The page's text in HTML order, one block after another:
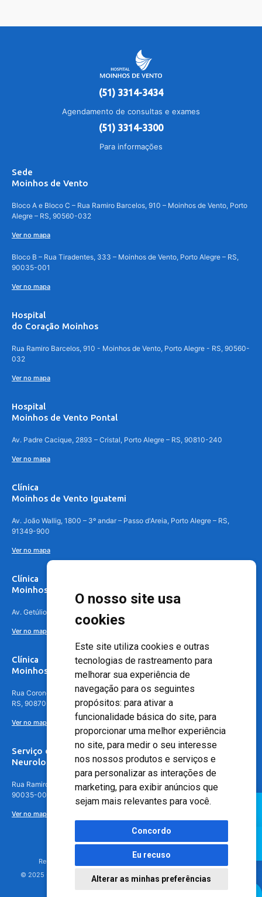
O nosso site usa
cookies
Este site utiliza cookies e outras
tecnologias de rastreamento para
melhorar sua experiência de
navegação para os seguintes
propósitos: para ativar a
funcionalidade básica do site, para
proporcionar uma melhor experiência
no site, para medir o seu interesse
nos nossos produtos e serviços e
para personalizar as interações de
marketing, para exibir anúncios que
sejam mais relevantes para você.
Concordo
Eu recuso
Alterar as minhas preferências
(51) 3314-3434
Agendamento de consultas e exames
(51) 3314-3300
Para informações
Sede
Moinhos de Vento
Bloco A e Bloco C – Rua Ramiro Barcelos, 910 – Moinhos de Vento, Porto
Alegre – RS, 90560-032
Ver no mapa
Bloco B – Rua Tiradentes, 333 – Moinhos de Vento, Porto Alegre – RS,
90035-001
Ver no mapa
Hospital
do Coração Moinhos
Rua Ramiro Barcelos, 910 - Moinhos de Vento, Porto Alegre - RS, 90560-
032
Ver no mapa
Hospital
Moinhos de Vento Pontal
Av. Padre Cacique, 2893 – Cristal, Porto Alegre – RS, 90810-240
Ver no mapa
Clínica
Moinhos de Vento Iguatemi
Av. João Wallig, 1800 – 3º andar – Passo d'Areia, Porto Alegre – RS,
91349-900
Ver no mapa
Clínica
Moinhos de Vento Canoas
Av. Getúlio Vargas, 4841 – Centro, Canoas – RS, 92010-010
Ver no mapa
Clínica
Moinhos de Vento - Teresópolis
Rua Coronel Aparício Borges, 250 - 3º andar - Teresópolis, Porto Alegre -
RS, 90870-016
Ver no mapa
Serviço de
Neurologia
Rua Ramiro Barcelos, 630 – 5º andar – Floresta, Porto Alegre – RS,
90035-001
Ver no mapa
Responsável Técnico: Dr. Luiz Antonio Nasi - CREMERS 11217
© 2025 - Hospital Moinhos de Vento - Registro Empresa (CRM-RS): 425